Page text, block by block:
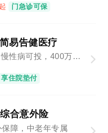
门急诊可保
易告健医疗
特定亚健康、慢性病可投，400万保障总额
享住院垫付
合意外险
障，中老年专属